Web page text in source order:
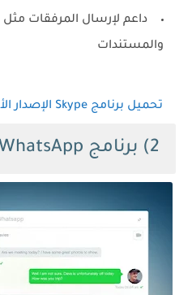
داعم لإرسال المرفقات مثل
والمستندات
تحميل برنامج Skype الإصدار الأخير للكمبيوتر - رابط مباشر
2) برنامج WhatsApp